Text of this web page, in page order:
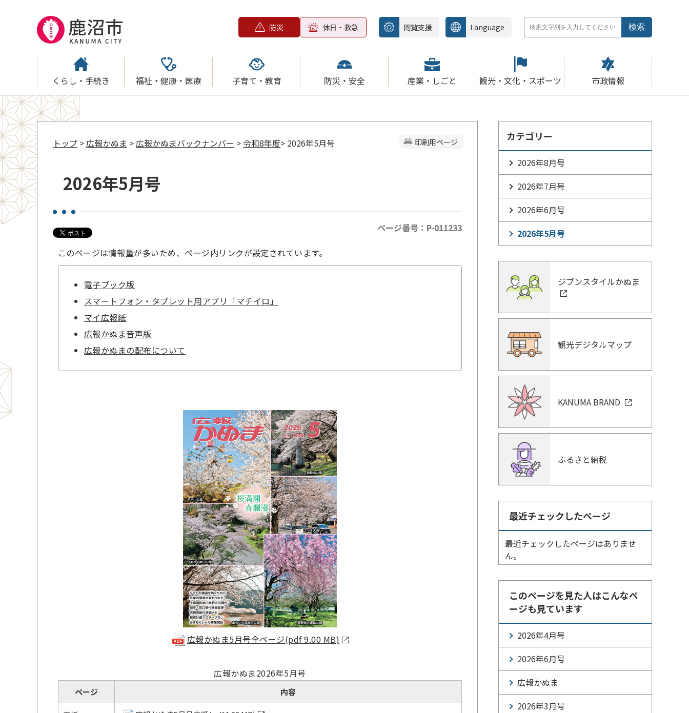
防災 休日・救急 閲覧支援 Language
くらし・手続き 福祉・健康・医療 子育て・教育 防災・安全 産業・しごと 観光・文化・スポーツ 市政情報
印刷用ページ
トップ >広報かぬま >広報かぬまバックナンバー >令和8年度> 2026年5月号
2026年5月号
ページ番号：P-011233
このページは情報量が多いため、ページ内リンクが設定されています。
電子ブック版
スマートフォン・タブレット用アプリ「マチイロ」
マイ広報紙
広報かぬま音声版
広報かぬまの配布について
広報かぬま5月号全ページ(pdf 9.00 MB)
広報かぬま2026年5月号
ページ 内容
カテゴリー
2026年8月号
2026年7月号
2026年6月号
2026年5月号
ジブンスタイルかぬま
観光デジタルマップ
KANUMA BRAND
ふるさと納税
最近チェックしたページ
最近チェックしたページはありませ
ん。
このページを見た人はこんなペ
ージも見ています
2026年4月号
2026年6月号
広報かぬま
2026年3月号